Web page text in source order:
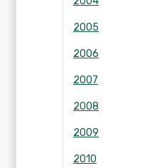
2005
2006
2007
2008
2009
2010